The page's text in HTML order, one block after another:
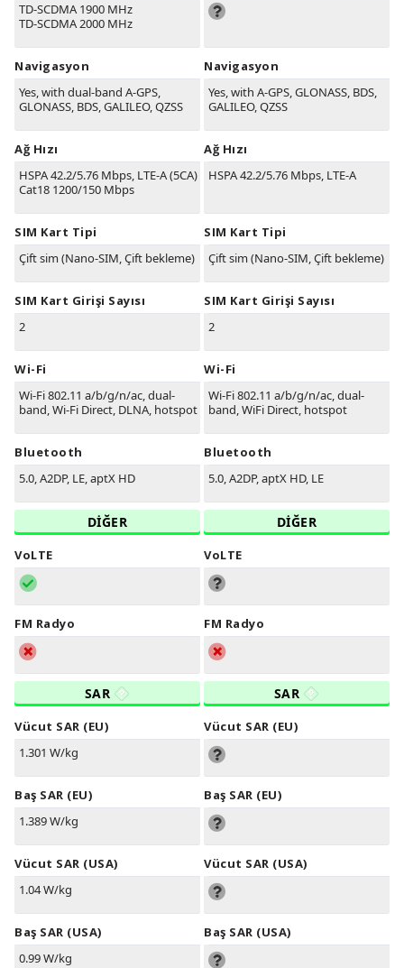
TD-SCDMA 1900 MHz
TD-SCDMA 2000 MHz
Navigasyon
Yes, with dual-band A-GPS,
GLONASS, BDS, GALILEO, QZSS
Ağ Hızı
HSPA 42.2/5.76 Mbps, LTE-A (5CA)
Cat18 1200/150 Mbps
SIM Kart Tipi
Çift sim (Nano-SIM, Çift bekleme)
SIM Kart Girişi Sayısı
2
Wi-Fi
Wi-Fi 802.11 a/b/g/n/ac, dual-
band, Wi-Fi Direct, DLNA, hotspot
Bluetooth
5.0, A2DP, LE, aptX HD
DİĞER
VoLTE
FM Radyo
SAR
Vücut SAR (EU)
1.301 W/kg
Baş SAR (EU)
1.389 W/kg
Vücut SAR (USA)
1.04 W/kg
Baş SAR (USA)
0.99 W/kg
Navigasyon
Yes, with A-GPS, GLONASS, BDS,
GALILEO, QZSS
Ağ Hızı
HSPA 42.2/5.76 Mbps, LTE-A
SIM Kart Tipi
Çift sim (Nano-SIM, Çift bekleme)
SIM Kart Girişi Sayısı
2
Wi-Fi
Wi-Fi 802.11 a/b/g/n/ac, dual-
band, WiFi Direct, hotspot
Bluetooth
5.0, A2DP, aptX HD, LE
DİĞER
VoLTE
FM Radyo
SAR
Vücut SAR (EU)
Baş SAR (EU)
Vücut SAR (USA)
Baş SAR (USA)